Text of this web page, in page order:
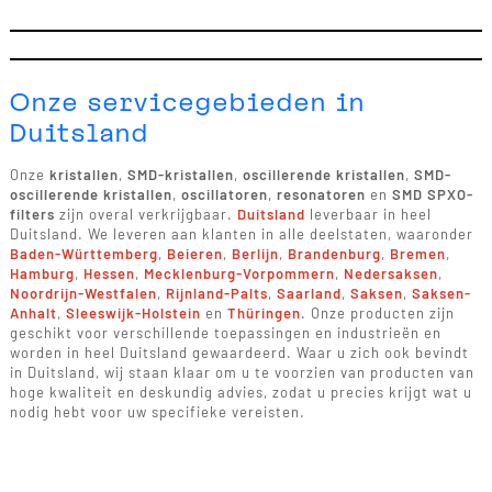
Onze servicegebieden in
Duitsland
Onze kristallen, SMD-kristallen, oscillerende kristallen, SMD-
oscillerende kristallen, oscillatoren, resonatoren en SMD SPXO-
filters zijn overal verkrijgbaar. Duitsland leverbaar in heel
Duitsland. We leveren aan klanten in alle deelstaten, waaronder
Baden-Württemberg, Beieren, Berlijn, Brandenburg, Bremen,
Hamburg, Hessen, Mecklenburg-Vorpommern, Nedersaksen,
Noordrijn-Westfalen, Rijnland-Palts, Saarland, Saksen, Saksen-
Anhalt, Sleeswijk-Holstein en Thüringen. Onze producten zijn
geschikt voor verschillende toepassingen en industrieën en
worden in heel Duitsland gewaardeerd. Waar u zich ook bevindt
in Duitsland, wij staan klaar om u te voorzien van producten van
hoge kwaliteit en deskundig advies, zodat u precies krijgt wat u
nodig hebt voor uw specifieke vereisten.